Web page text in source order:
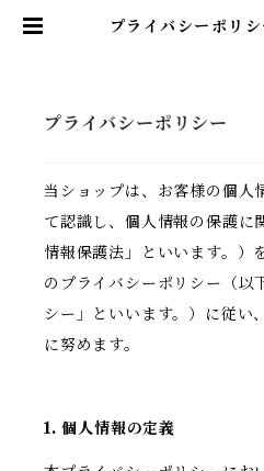
プライバシーポリ
プライバシーポリシー
当ショップは、お客様の個人
て認識し、個人情報の保護に
情報保護法」といいます。）
のプライバシーポリシー（以
シー」といいます。）に従い
に努めます。
1. 個人情報の定義